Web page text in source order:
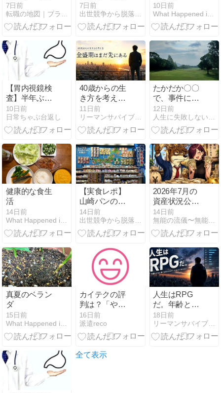
いは本当？新
卒約1年で転
職した私の答
7日前
ストビーフ
丼」が教えて
くれた、組織
た調和と生存
戦略
7日前
10日前
【胃内視鏡検
査】半年ぶり
に胃カメラ検
査を受けた結
果を聞きに行
10日前
日常ちゃぶ台返し
40歳からの生
き方を考え
る。全盛期は
まだ先にあ
る。
11日前
リーマンサバイブル | サラリーマン・社会人向け情報メディア
たかだか〇〇
で、事件にす
るな
12日前
健康的な食生
活
14日前
【実食レポ】
山崎パンの聖
地・市川の
「ランチパッ
クショップ」
当地モノで味
わう40代のさ
さやかな休息
14日前
2026年7月の
資産状況公開
｜資産2,200万
円達成！ボー
ナス額も公開
14日前
無能の流儀〜無能が競争社会を生き残るには？〜
真夏のベラン
ダ
15日前
カイテクの評
判は？「やば
い」口コミの
真相と失敗し
ないコツを解
16日前
派遣reco
人生はRPG
だ。年齢とと
もに弱くなる
だけのゲーム
なんてつまら
18日前
全て表示